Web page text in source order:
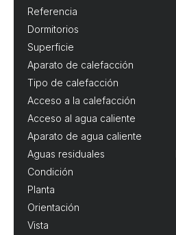
Referencia
Dormitorios
Superficie
Aparato de calefacción
Tipo de calefacción
Acceso a la calefacción
Acceso al agua caliente
Aparato de agua caliente
Aguas residuales
Condición
Planta
Orientación
Vista